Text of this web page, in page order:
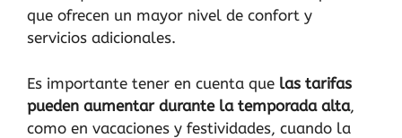
que ofrecen un mayor nivel de confort y
servicios adicionales.
Es importante tener en cuenta que las tarifas
pueden aumentar durante la temporada alta,
como en vacaciones y festividades, cuando la